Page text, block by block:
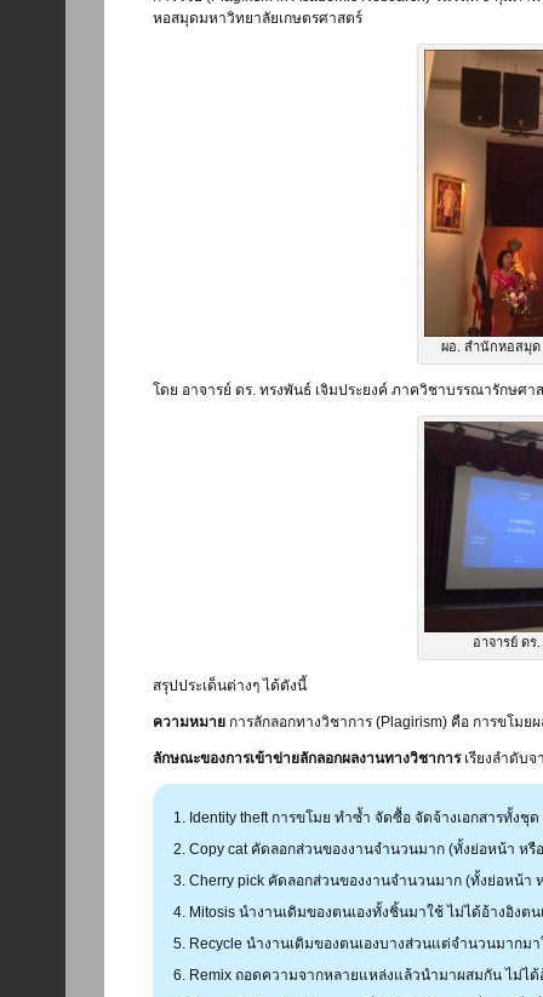
หอสมุดมหาวิทยาลัยเกษตรศาสตร์
ผอ. สำนักหอสมุด
โดย อาจารย์ ดร. ทรงพันธ์ เจิมประยงค์ ภาควิชาบรรณารักษ
อาจารย์ ดร
สรุปประเด็นต่างๆ ได้ดังนี้
ความหมาย การลักลอกทางวิชาการ (Plagirism) คือ การขโม
ลักษณะของการเข้าข่ายลักลอกผลงานทางวิชาการเรียงลำดับจ
Identity theft การขโมย ทำซ้ำ จัดซื้อ จัดจ้างเอกสารทั้งชุ
Copy cat คัดลอกส่วนของงานจำนวนมาก (ทั้งย่อหน้า ห
Cherry pick คัดลอกส่วนของงานจำนวนมาก (ทั้งย่อหน้า
Mitosis นำงานเดิมของตนเองทั้งชิ้นมาใช้ ไม่ได้อ้างอิงตน
Recycle นำงานเดิมของตนเองบางส่วนแต่จำนวนมากมา
Remix ถอดความจากหลายแหล่งแล้วนำมาผสมกัน ไม่ได้